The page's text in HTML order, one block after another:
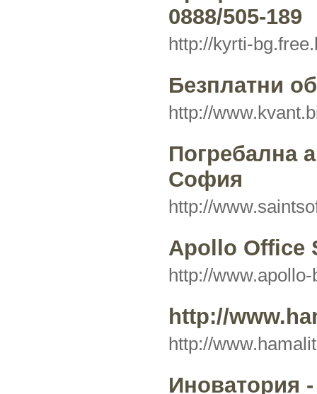
0888/505-189
http://kyrti-
Безплатни
http://
Погребална
София
http://
Apollo Office
http://
http://
http://
Иноватория